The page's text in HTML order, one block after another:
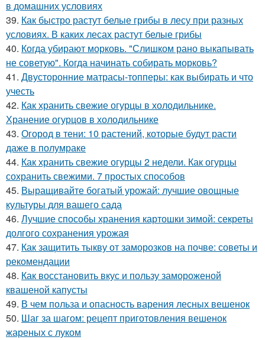
в домашних условиях
39. Как быстро растут белые грибы в лесу при разных
условиях. В каких лесах растут белые грибы
40. Когда убирают морковь. "Слишком рано выкапывать
не советую". Когда начинать собирать морковь?
41. Двусторонние матрасы-топперы: как выбирать и что
учесть
42. Как хранить свежие огурцы в холодильнике.
Хранение огурцов в холодильнике
43. Огород в тени: 10 растений, которые будут расти
даже в полумраке
44. Как хранить свежие огурцы 2 недели. Как огурцы
сохранить свежими. 7 простых способов
45. Выращивайте богатый урожай: лучшие овощные
культуры для вашего сада
46. Лучшие способы хранения картошки зимой: секреты
долгого сохранения урожая
47. Как защитить тыкву от заморозков на почве: советы и
рекомендации
48. Как восстановить вкус и пользу замороженой
квашеной капусты
49. В чем польза и опасность варения лесных вешенок
50. Шаг за шагом: рецепт приготовления вешенок
жареных с луком